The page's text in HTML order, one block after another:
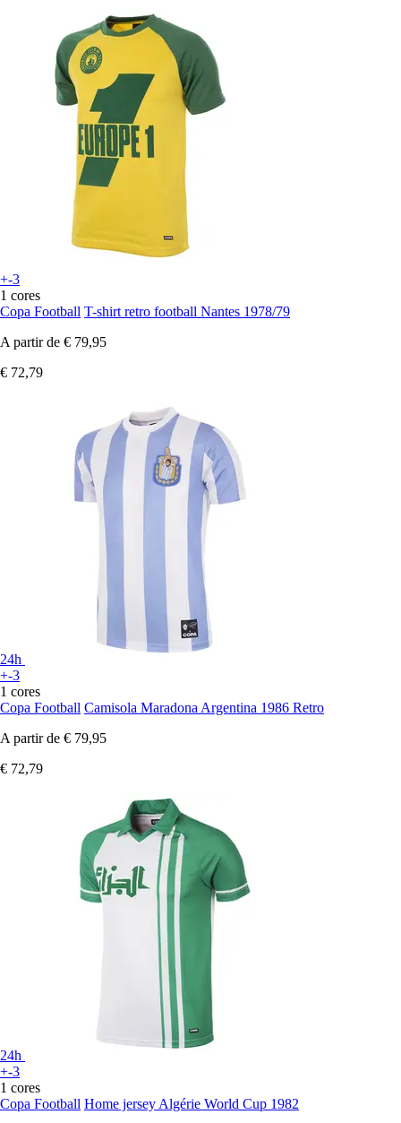
+-3
1 cores
Copa Football T-shirt retro football Nantes 1978/79
A partir de € 79,95
€ 72,79
24h
+-3
1 cores
Copa Football Camisola Maradona Argentina 1986 Retro
A partir de € 79,95
€ 72,79
24h
+-3
1 cores
Copa Football Home jersey Algérie World Cup 1982